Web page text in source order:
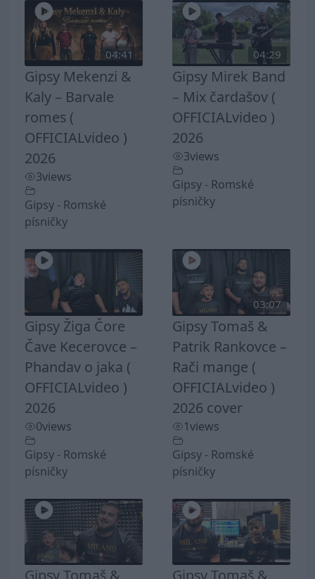
04:41
Gipsy Mekenzi &
Kaly – Barvale
romes (
OFFICIALvideo )
2026
3views
Gipsy - Romské
písničky
04:29
Gipsy Mirek Band
– Mix čardašov (
OFFICIALvideo )
2026
3views
Gipsy - Romské
písničky
Gipsy Žiga Čore
Čave Kecerovce –
Phandav o jaka (
OFFICIALvideo )
2026
0views
Gipsy - Romské
písničky
03:07
Gipsy Tomaš &
Patrik Rankovce –
Rači mange (
OFFICIALvideo )
2026 cover
1views
Gipsy - Romské
písničky
Gipsy Tomaš &
Gipsy Tomaš &